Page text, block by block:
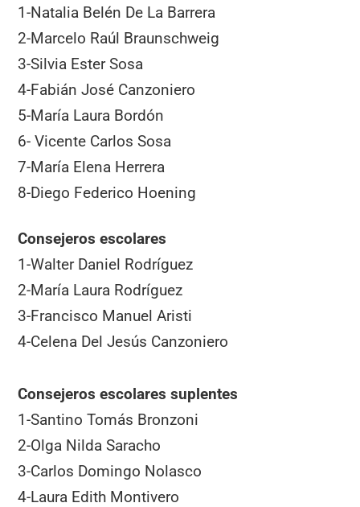
1-Natalia Belén De La Barrera
2-Marcelo Raúl Braunschweig
3-Silvia Ester Sosa
4-Fabián José Canzoniero
5-María Laura Bordón
6- Vicente Carlos Sosa
7-María Elena Herrera
8-Diego Federico Hoening
Consejeros escolares
1-Walter Daniel Rodríguez
2-María Laura Rodríguez
3-Francisco Manuel Aristi
4-Celena Del Jesús Canzoniero
Consejeros escolares suplentes
1-Santino Tomás Bronzoni
2-Olga Nilda Saracho
3-Carlos Domingo Nolasco
4-Laura Edith Montivero